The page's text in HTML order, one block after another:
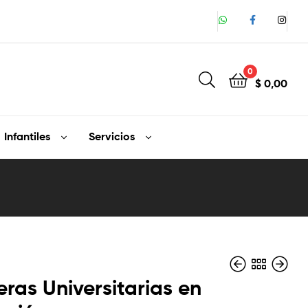
0
$0,00
Infantiles Servicios
Universitarias en